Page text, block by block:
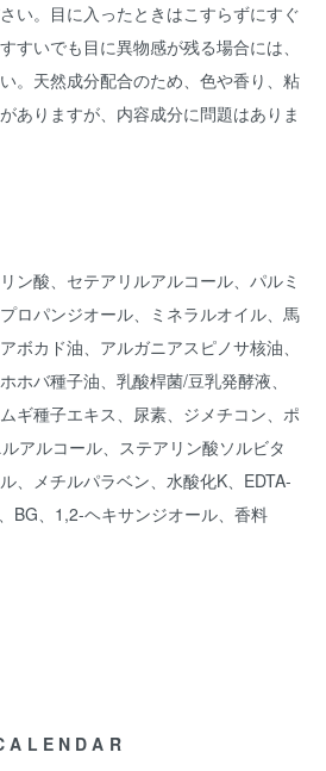
い。目に入ったときはこすらずにすぐ
すいでも目に異物感が残る場合には、
。天然成分配合のため、色や香り、粘
ありますが、内容成分に問題はありま
ン酸、セテアリルアルコール、パルミ
ロパンジオール、ミネラルオイル、馬
ボカド油、アルガニアスピノサ核油、
ホバ種子油、乳酸桿菌/豆乳発酵液、
ギ種子エキス、尿素、ジメチコン、ポ
アルコール、ステアリン酸ソルビタ
、メチルパラベン、水酸化K、EDTA-
BG、1,2-ヘキサンジオール、香料